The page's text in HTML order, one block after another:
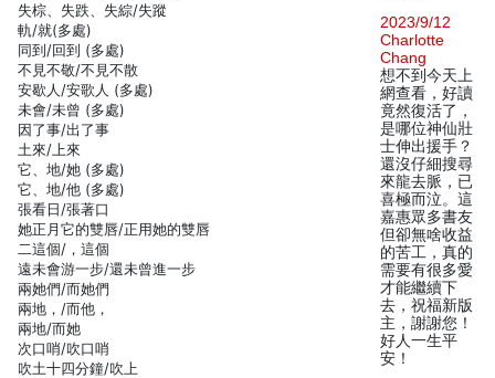
失棕、失跌、失綜/失蹤
軌/就(多處)
同到/回到 (多處)
不見不敬/不見不散
安歇人/安歌人 (多處)
未會/未曾 (多處)
因了事/出了事
土來/上來
它、地/她 (多處)
它、地/他 (多處)
張看日/張著口
她正月它的雙唇/正用她的雙唇
二這個/，這個
遠未會游一步/還未曾進一步
兩她們/而她們
兩地，/而他，
兩地/而她
次口哨/吹口哨
吹土十四分鐘/吹上
2023/9/12
Charlotte
Chang
想不到今天上
網查看，好讀
竟然復活了，
是哪位神仙壯
士伸出援手？
還沒仔細搜尋
來龍去脈，已
喜極而泣。這
嘉惠眾多書友
但卻無啥收益
的苦工，真的
需要有很多愛
才能繼續下
去，祝福新版
主，謝謝您！
好人一生平
安！